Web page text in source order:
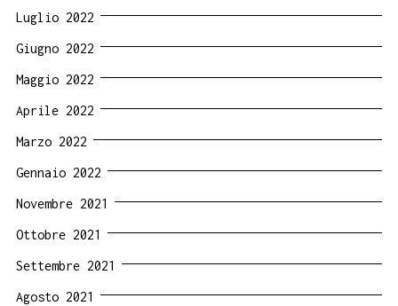
Luglio 2022
Giugno 2022
Maggio 2022
Aprile 2022
Marzo 2022
Gennaio 2022
Novembre 2021
Ottobre 2021
Settembre 2021
Agosto 2021